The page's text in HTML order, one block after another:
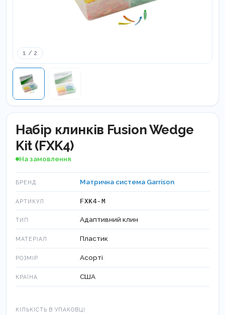
1 / 2
Набір клинків Fusion Wedge
Kit (FXK4)
На замовлення
БРЕНД Матрична система Garrison
АРТИКУЛ FXK4-M
ТИП Адаптивний клин
МАТЕРІАЛ Пластик
РОЗМІР Асорті
КРАЇНА США
КІЛЬКІСТЬ В УПАКОВЦІ